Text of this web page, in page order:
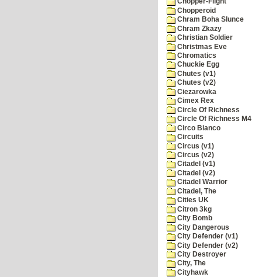
Chopperoid
Chram Boha Slunce
Chram Zkazy
Christian Soldier
Christmas Eve
Chromatics
Chuckie Egg
Chutes (v1)
Chutes (v2)
Ciezarowka
Cimex Rex
Circle Of Richness
Circle Of Richness M4
Circo Bianco
Circuits
Circus (v1)
Circus (v2)
Citadel (v1)
Citadel (v2)
Citadel Warrior
Citadel, The
Cities UK
Citron 3kg
City Bomb
City Dangerous
City Defender (v1)
City Defender (v2)
City Destroyer
City, The
Cityhawk